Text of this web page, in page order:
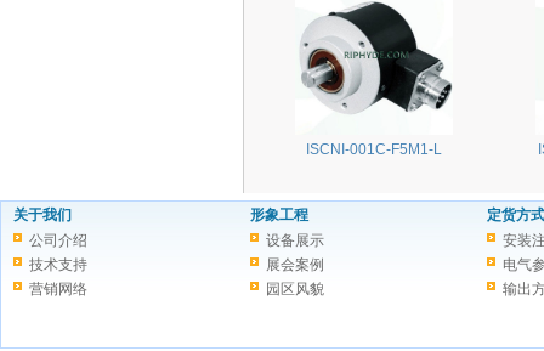
ISCNI-001C-F5M1-L
关于我们
公司介绍
技术支持
营销网络
形象工程
设备展示
展会案例
园区风貌
定货方式
安装
电气
输出